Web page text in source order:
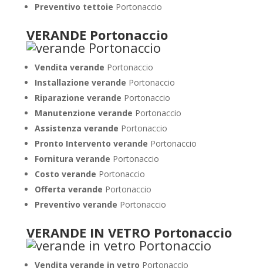
Preventivo tettoie Portonaccio
VERANDE Portonaccio
Vendita verande Portonaccio
Installazione verande Portonaccio
Riparazione verande Portonaccio
Manutenzione verande Portonaccio
Assistenza verande Portonaccio
Pronto Intervento verande Portonaccio
Fornitura verande Portonaccio
Costo verande Portonaccio
Offerta verande Portonaccio
Preventivo verande Portonaccio
VERANDE IN VETRO Portonaccio
Vendita verande in vetro Portonaccio